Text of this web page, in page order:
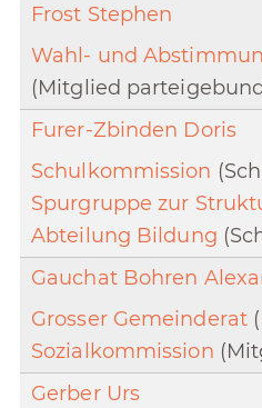
Frost Stephen
Wahl- und
(Mitglied
Furer-Zbinden Doris
Schulkommission
Spurgruppe zur
Abteilung Bildung
Gauchat Bohren
Grosser Gemeinderat
Sozialkommission
Gerber Urs